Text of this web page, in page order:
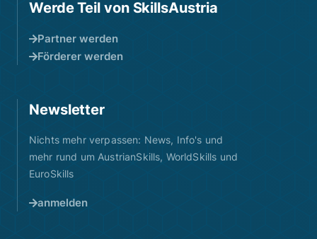
Werde Teil von SkillsAustria
Partner werden
Förderer werden
Newsletter
Nichts mehr verpassen: News, Info's und
mehr rund um AustrianSkills, WorldSkills und
EuroSkills
anmelden